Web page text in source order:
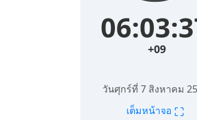
+09
วันศุกร์ที่ 7 สิงหาคม
เต็มหน้าจอ ⛶